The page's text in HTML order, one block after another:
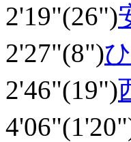
2'19"(26")
2'27"(8")
2'46"(19")